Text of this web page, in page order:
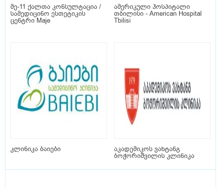
მე-11 ქალთა კონსულტაცია /
სამედიცინო ესთეტიკის
ცენტრი Maje
ამერიკული ჰოსპიტალი
თბილისი - American Hospital
Tbilisi
კლინიკა ბაიები
აკადემიკოს ვახტანგ
ბოჭორიშვილის კლინიკა